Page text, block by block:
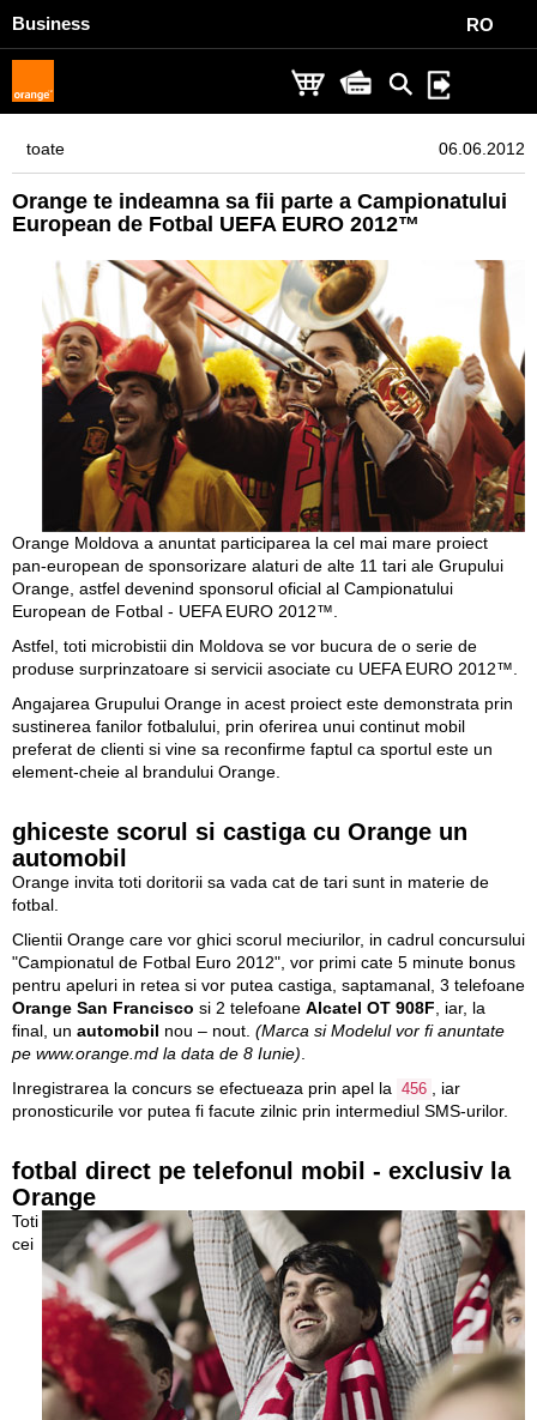
Business RO
toate 06.06.2012
Orange te indeamna sa fii parte a Campionatului
European de Fotbal UEFA EURO 2012™
Orange Moldova a anuntat participarea la cel mai mare proiect
pan-european de sponsorizare alaturi de alte 11 tari ale Grupului
Orange, astfel devenind sponsorul oficial al Campionatului
European de Fotbal - UEFA EURO 2012™.
Astfel, toti microbistii din Moldova se vor bucura de o serie de
produse surprinzatoare si servicii asociate cu UEFA EURO 2012™.
Angajarea Grupului Orange in acest proiect este demonstrata prin
sustinerea fanilor fotbalului, prin oferirea unui continut mobil
preferat de clienti si vine sa reconfirme faptul ca sportul este un
element-cheie al brandului Orange.
ghiceste scorul si castiga cu Orange un
automobil
Orange invita toti doritorii sa vada cat de tari sunt in materie de
fotbal.
Clientii Orange care vor ghici scorul meciurilor, in cadrul concursului
"Campionatul de Fotbal Euro 2012", vor primi cate 5 minute bonus
pentru apeluri in retea si vor putea castiga, saptamanal, 3 telefoane
Orange San Francisco si 2 telefoane Alcatel OT 908F , iar, la
final, un automobil nou – nout. (Marca si Modelul vor fi anuntate
pe www.orange.md la data de 8 Iunie)
Inregistrarea la concurs se efectueaza prin apel la
456
, iar
pronosticurile vor putea fi facute zilnic prin intermediul SMS-urilor.
fotbal direct pe telefonul mobil - exclusiv la
Orange
Toti
cei